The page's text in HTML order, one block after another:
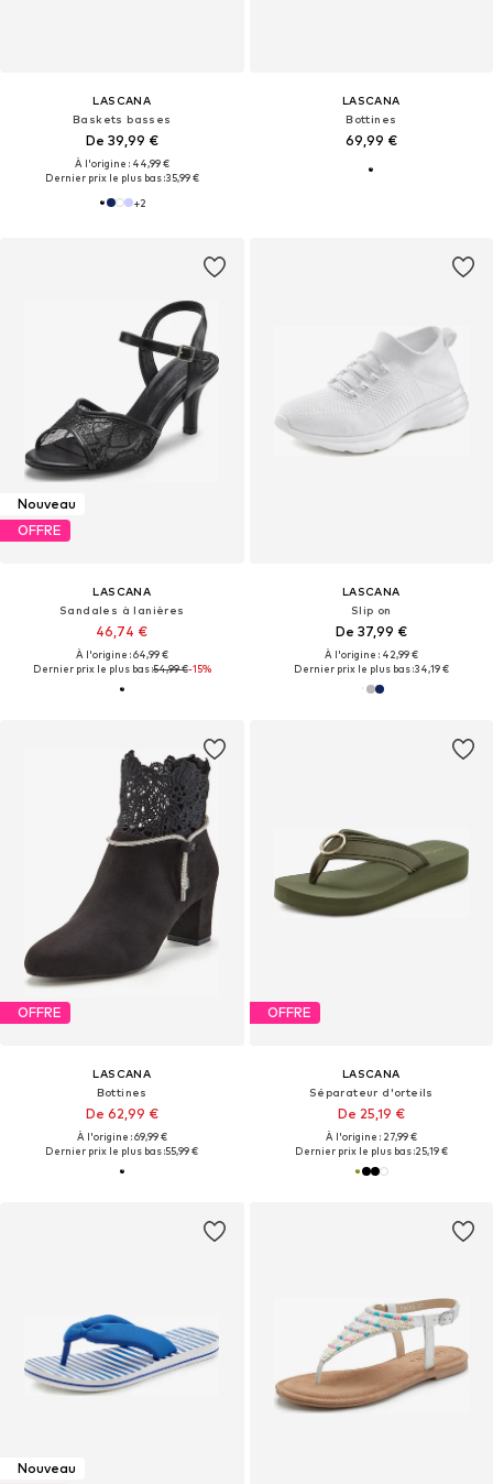
LASCANA
Baskets basses
De 39,99 €
À l'origine : 44,99 €
Dernier prix le plus bas :35,99 €
+2
LASCANA
Bottines
69,99 €
Nouveau
OFFRE
LASCANA
Sandales à lanières
46,74 €
À l'origine : 64,99 €
Dernier prix le plus bas :54,99 €-15%
LASCANA
Slip on
De 37,99 €
À l'origine : 42,99 €
Dernier prix le plus bas :34,19 €
OFFRE
LASCANA
Bottines
De 62,99 €
À l'origine : 69,99 €
Dernier prix le plus bas :55,99 €
OFFRE
LASCANA
Séparateur d'orteils
De 25,19 €
À l'origine : 27,99 €
Dernier prix le plus bas :25,19 €
Nouveau